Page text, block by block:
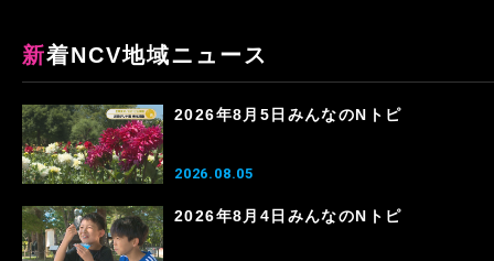
新着NCV地域ニュース
2026年8月5日みんなのNトピ
2026.08.05
2026年8月4日みんなのNトピ